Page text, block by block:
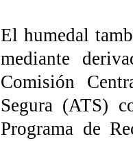
El humedal
mediante
Comisión
Segura (ATS)
Programa de